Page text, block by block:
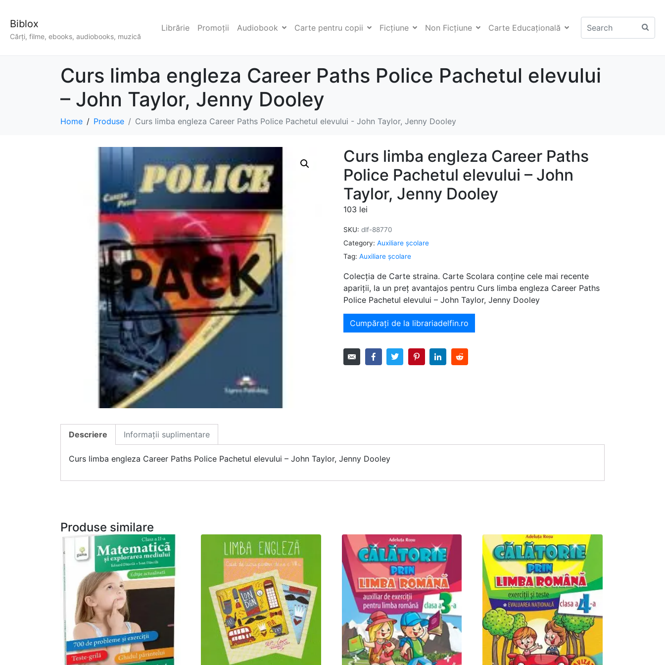
Biblox
Cărți, filme, ebooks, audiobooks, muzică
Librărie Promoții Audiobook Carte pentru copii Ficţiune Non Ficţiune Carte Educaţională
Curs limba engleza Career Paths Police Pachetul elevului
– John Taylor, Jenny Dooley
Home Produse Curs limba engleza Career Paths Police Pachetul elevului - John Taylor, Jenny Dooley
Curs limba engleza Career Paths
Police Pachetul elevului – John
Taylor, Jenny Dooley
103 lei
SKU: dlf-88770
Category: Auxiliare şcolare
Tag: Auxiliare şcolare
Colecția de Carte straina. Carte Scolara conține cele mai recente
apariții, la un preț avantajos pentru Curs limba engleza Career Paths
Police Pachetul elevului – John Taylor, Jenny Dooley
Cumpărați de la librariadelfin.ro
Descriere Informații suplimentare
Curs limba engleza Career Paths Police Pachetul elevului – John Taylor, Jenny Dooley
Produse similare